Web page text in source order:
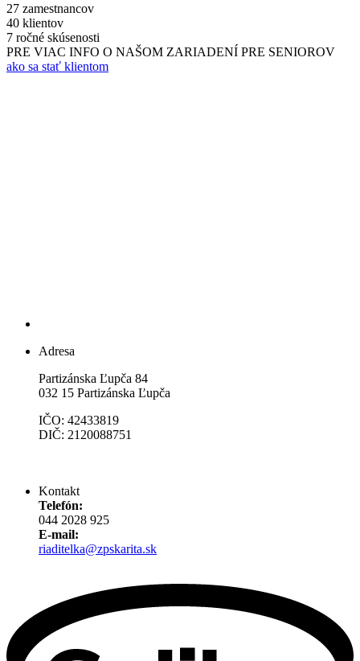
27 zamestnancov
40 klientov
7 ročné skúsenosti
PRE VIAC INFO O NAŠOM ZARIADENÍ PRE SENIOROV
ako sa stať klientom
Adresa
Partizánska Ľupča 84
032 15 Partizánska Ľupča
IČO: 42433819
DIČ: 2120088751
Kontakt
Telefón:
044 2028 925
E-mail:
riaditelka@zpskarita.sk